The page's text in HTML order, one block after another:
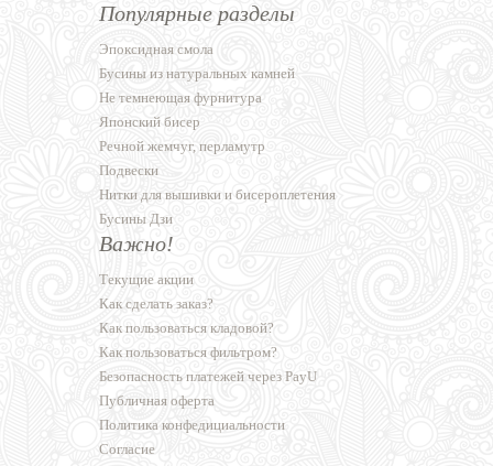
Популярные разделы
Эпоксидная смола
Бусины из натуральных камней
Не темнеющая фурнитура
Японский бисер
Речной жемчуг, перламутр
Подвески
Нитки для вышивки и бисероплетения
Бусины Дзи
Важно!
Текущие акции
Как сделать заказ?
Как пользоваться кладовой?
Как пользоваться фильтром?
Безопасность платежей через PayU
Публичная оферта
Политика конфедициальности
Согласие